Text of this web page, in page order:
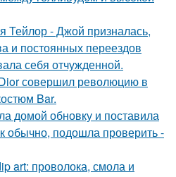
Тейлор - Джой призналась,
и постоянных переездов
себя отчужденной.
совершил революцию в
Bar.
домой обновку и поставила
обычно, подошла проверить -
art: проволока, смола и